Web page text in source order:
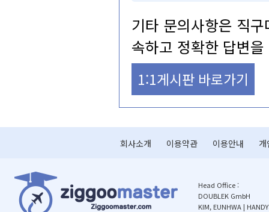
기타문의사항은직
속하고정확한답변
1:1게시판바로가기
회사소개 이용약관 이용안내
HeadOffice:
DOUBLEKGmbH